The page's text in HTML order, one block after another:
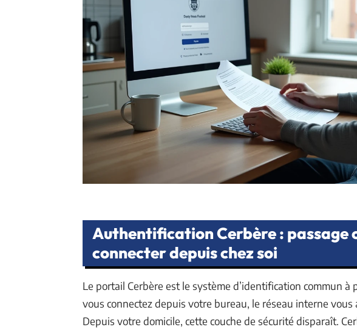
Authentification Cerbère : passage
connecter depuis chez soi
Le portail Cerbère est le système d’identification commun
vous connectez depuis votre bureau, le réseau interne
Depuis votre domicile, cette couche de sécurité disparaît.